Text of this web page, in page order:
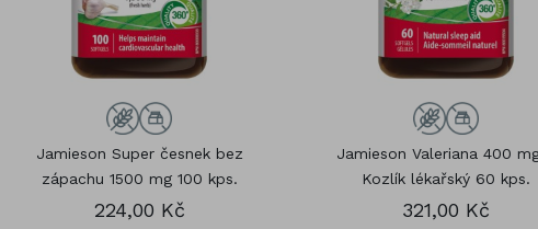
Jamieson Super česnek bez
zápachu 1500 mg 100 kps.
224,00 Kč
Jamieson Valeriana 400
Kozlík lékařský 60 kps.
321,00 Kč